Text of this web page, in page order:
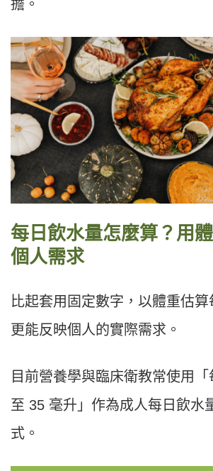
擔。
每日飲水量怎麼算？用
個人需求
比起套用固定數字，以體重估算
更能反映個人的實際需求。
目前營養學與臨床衛教常使用
至 35 毫升」作為成人每日飲水
式。